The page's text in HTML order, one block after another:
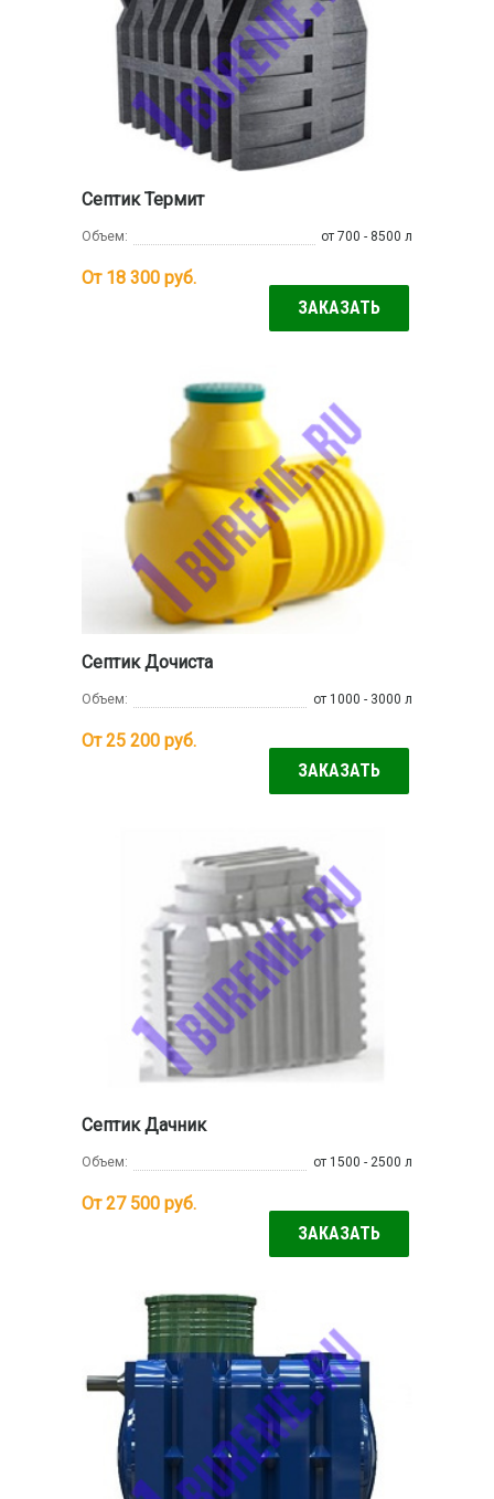
Септик Термит
Объем: от 700 - 8500 л
От 18 300 руб.
ЗАКАЗАТЬ
Септик Дочиста
Объем: от 1000 - 3000 л
От 25 200 руб.
ЗАКАЗАТЬ
Септик Дачник
Объем: от 1500 - 2500 л
От 27 500 руб.
ЗАКАЗАТЬ